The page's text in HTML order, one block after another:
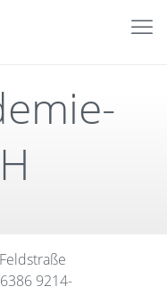
Feldstraße
9214-